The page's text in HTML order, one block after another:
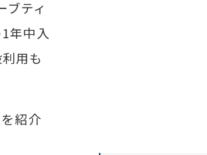
ティ
年中入
用も
を紹介